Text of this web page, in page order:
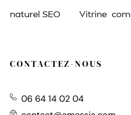
naturel SEO
Vitrine
CONTACTEZ-NOUS
06 64 14 02 04